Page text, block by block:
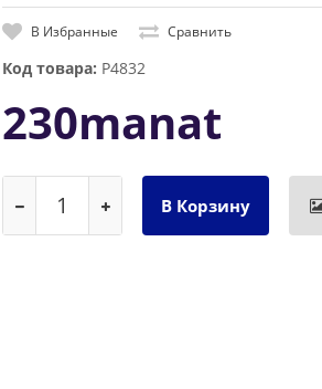
В Избранные Сравнить
Код товара: P4832
230manat